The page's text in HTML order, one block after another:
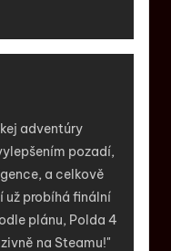
adventúry
pozadí,
a celkově
už probíhá finální
plánu, Polda 4
na Steamu!"